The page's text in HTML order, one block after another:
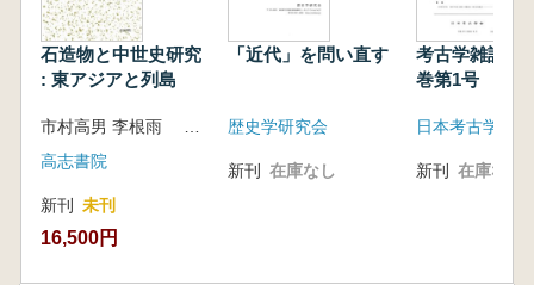
石造物と中世史研究
: 東アジアと列島
高志書院
新刊 未刊
16,500円
「近代」を問い直す
歴史学研究会
新刊 在庫なし
考古学雑誌
巻第1号
日本考古学会
新刊 在庫なし